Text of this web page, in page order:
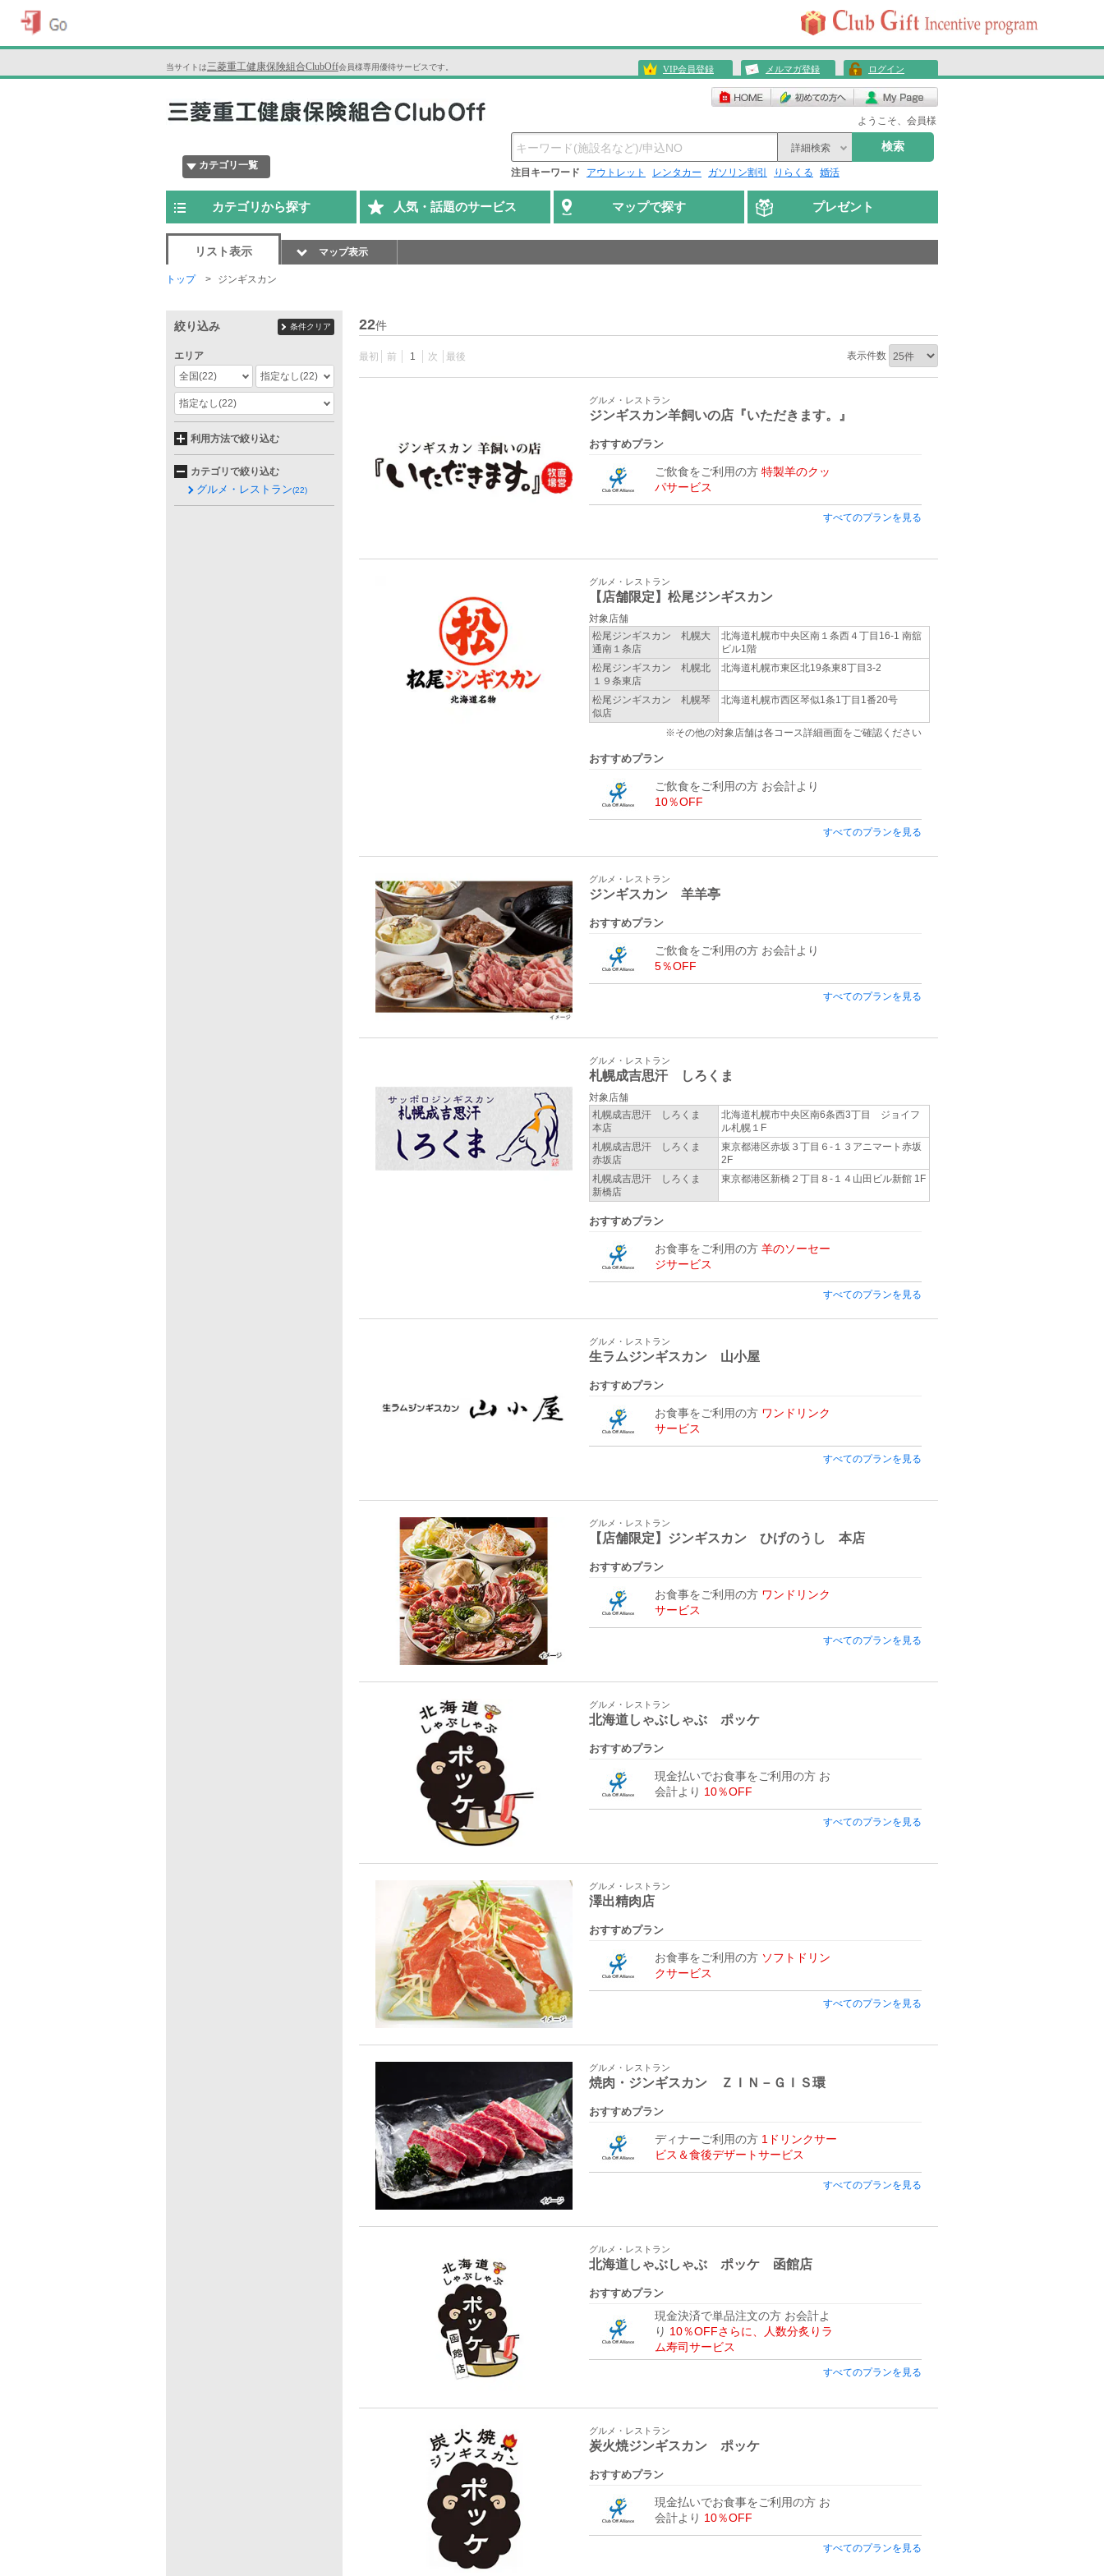
当サイトは三菱重工健康保険組合ClubOff会員様専用優待サービスです。 VIP会員登録 メルマガ登録 ログイン
ようこそ、会員様
カテゴリ一覧
詳細検索 検索
注目キーワード アウトレット レンタカー ガソリン割引 りらくる 婚活
カテゴリから探す 人気・話題のサービス マップで探す プレゼント
リスト表示 マップ表示
トップ ジンギスカン
22件
最初 前 1 次 最後 表示件数
グルメ・レストラン
ジンギスカン羊飼いの店『いただきます。』
おすすめプラン
ご飲食をご利用の方 特製羊のクッ
パサービス
すべてのプランを見る
グルメ・レストラン
【店舗限定】松尾ジンギスカン
対象店舗
松尾ジンギスカン 札幌大
通南１条店
北海道札幌市中央区南１条西４丁目16-1 南舘
ビル1階
松尾ジンギスカン 札幌北
１９条東店
北海道札幌市東区北19条東8丁目3‐2
松尾ジンギスカン 札幌琴
似店
北海道札幌市西区琴似1条1丁目1番20号
※その他の対象店舗は各コース詳細画面をご確認ください
おすすめプラン
ご飲食をご利用の方 お会計より
10％OFF
すべてのプランを見る
グルメ・レストラン
ジンギスカン 羊羊亭
おすすめプラン
ご飲食をご利用の方 お会計より
5％OFF
すべてのプランを見る
グルメ・レストラン
札幌成吉思汗 しろくま
対象店舗
札幌成吉思汗 しろくま
本店
北海道札幌市中央区南6条西3丁目 ジョイフ
ル札幌１F
札幌成吉思汗 しろくま
赤坂店
東京都港区赤坂３丁目６-１３アニマート赤坂
2F
札幌成吉思汗 しろくま
新橋店
東京都港区新橋２丁目８-１４山田ビル新館 1F
おすすめプラン
お食事をご利用の方 羊のソーセー
ジサービス
すべてのプランを見る
グルメ・レストラン
生ラムジンギスカン 山小屋
おすすめプラン
お食事をご利用の方 ワンドリンク
サービス
すべてのプランを見る
グルメ・レストラン
【店舗限定】ジンギスカン ひげのうし 本店
おすすめプラン
お食事をご利用の方 ワンドリンク
サービス
すべてのプランを見る
グルメ・レストラン
北海道しゃぶしゃぶ ポッケ
おすすめプラン
現金払いでお食事をご利用の方 お
会計より 10％OFF
すべてのプランを見る
グルメ・レストラン
澤出精肉店
おすすめプラン
お食事をご利用の方 ソフトドリン
クサービス
すべてのプランを見る
グルメ・レストラン
焼肉・ジンギスカン ＺＩＮ－ＧＩＳ環
おすすめプラン
ディナーご利用の方 1ドリンクサー
ビス＆食後デザートサービス
すべてのプランを見る
グルメ・レストラン
北海道しゃぶしゃぶ ポッケ 函館店
おすすめプラン
現金決済で単品注文の方 お会計よ
り 10％OFFさらに、人数分炙りラ
ム寿司サービス
すべてのプランを見る
グルメ・レストラン
炭火焼ジンギスカン ポッケ
おすすめプラン
現金払いでお食事をご利用の方 お
会計より 10％OFF
すべてのプランを見る
絞り込み 条件クリア
エリア
全国(22) 指定なし(22)
指定なし(22)
利用方法で絞り込む
カテゴリで絞り込む
グルメ・レストラン(22)